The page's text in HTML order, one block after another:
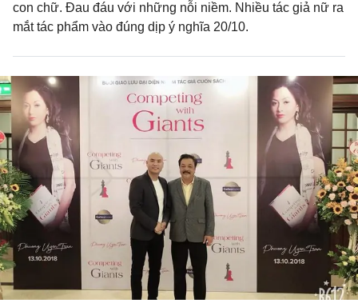
con chữ. Đau đáu với những nỗi niềm. Nhiều tác giả nữ ra
mắt tác phẩm vào đúng dịp ý nghĩa 20/10.